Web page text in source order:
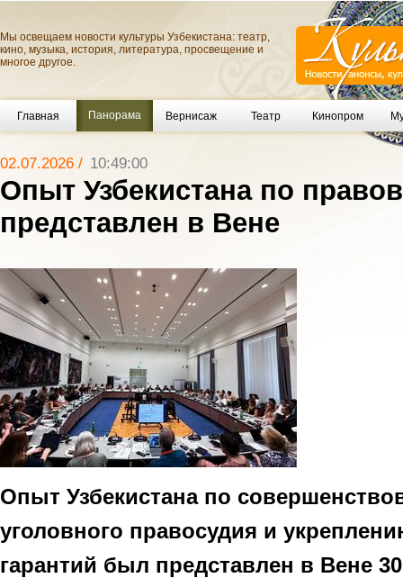
Мы освещаем новости культуры Узбекистана: театр,
кино, музыка, история, литература, просвещение и
многое другое.
Главная Панорама Вернисаж Театр Кинопром
02.07.2026 / 10:49:00
Опыт Узбекистана по
представлен в Вене
Опыт Узбекистана по
уголовного правосудия и
гарантий был представлен в Вене